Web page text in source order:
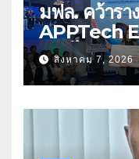
มฟล. คว้ารา
APPTech
สมุนไพร ขับ
พาณิชย์
สิงหาคม 7, 2026